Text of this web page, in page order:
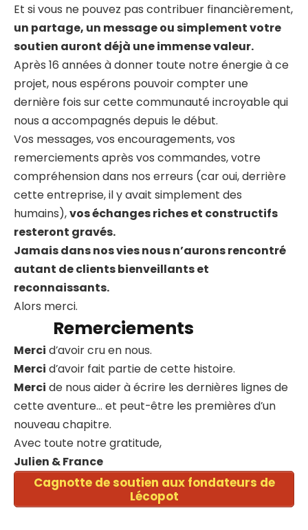
Et si vous ne pouvez pas contribuer financièrement,
un partage, un message ou simplement votre
soutien auront déjà une immense valeur.
Après 16 années à donner toute notre énergie à ce
projet, nous espérons pouvoir compter une
dernière fois sur cette communauté incroyable qui
nous a accompagnés depuis le début.
Vos messages, vos encouragements, vos
remerciements après vos commandes, votre
compréhension dans nos erreurs (car oui, derrière
cette entreprise, il y avait simplement des
humains),vos échanges riches et constructifs
resteront gravés.
Jamais dans nos vies nous n’aurons rencontré
autant de clients bienveillants et
reconnaissants.
Alors merci.
Remerciements
Merci d’avoir cru en nous.
Merci d’avoir fait partie de cette histoire.
Merci de nous aider à écrire les dernières lignes de
cette aventure… et peut-être les premières d’un
nouveau chapitre.
Avec toute notre gratitude,
Julien & France
Cagnotte de soutien aux fondateurs de
Lécopot